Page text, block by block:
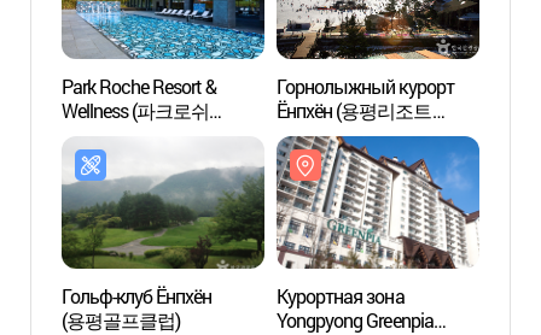
Park Roche Resort &
Wellness (파크로쉬
리조트앤웰니스)
Горнолыжный курорт
Ёнпхён (용평리조트
스키장)
Гольф-клуб Ёнпхён
(용평골프클럽)
Курортная зона
Yongpyong Greenpia